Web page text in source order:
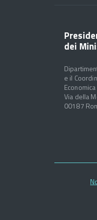
dei
e il
Economica
Via della
00187